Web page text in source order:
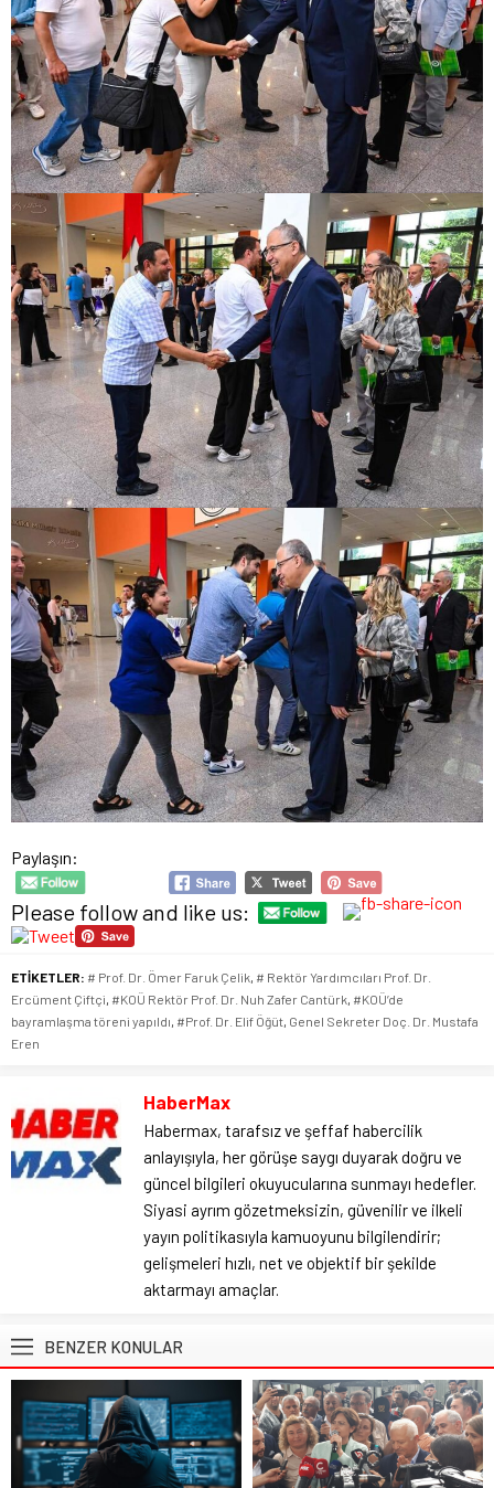
Paylaşın:
Please follow and like us:
ETİKETLER: # Prof. Dr. Ömer Faruk Çelik, # Rektör Yardımcıları Prof. Dr.
Ercüment Çiftçi, #KOÜ Rektör Prof. Dr. Nuh Zafer Cantürk, #KOÜ’de
bayramlaşma töreni yapıldı, #Prof. Dr. Elif Öğüt, Genel Sekreter Doç. Dr. Mustafa
Eren
HaberMax
Habermax, tarafsız ve şeffaf habercilik
anlayışıyla, her görüşe saygı duyarak doğru ve
güncel bilgileri okuyucularına sunmayı hedefler.
Siyasi ayrım gözetmeksizin, güvenilir ve ilkeli
yayın politikasıyla kamuoyunu bilgilendirir;
gelişmeleri hızlı, net ve objektif bir şekilde
aktarmayı amaçlar.
BENZER KONULAR